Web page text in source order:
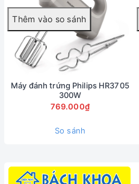
Máy đánh trứng Philips HR3705
300W
769.000₫
So sánh